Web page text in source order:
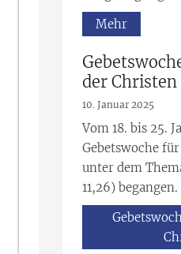
Mehr
der Christen
10. Januar 2025
Vom 18. bis 25.
Gebetswoche
unter dem
11,26) begangen.